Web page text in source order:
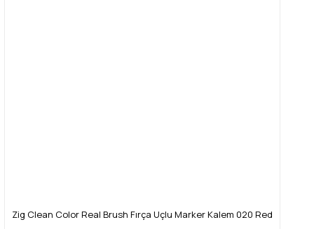
Zig Clean Color Real Brush Fırça Uçlu Marker Kalem 020 Red